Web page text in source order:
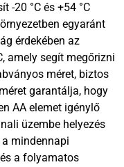
-20 °C és +54 °C
egyaránt
érdekében az
amely segít megőrizni
méret, biztos
garantálja, hogy
AA elemet igénylő
üzembe helyezés
mindennapi
a folyamatos